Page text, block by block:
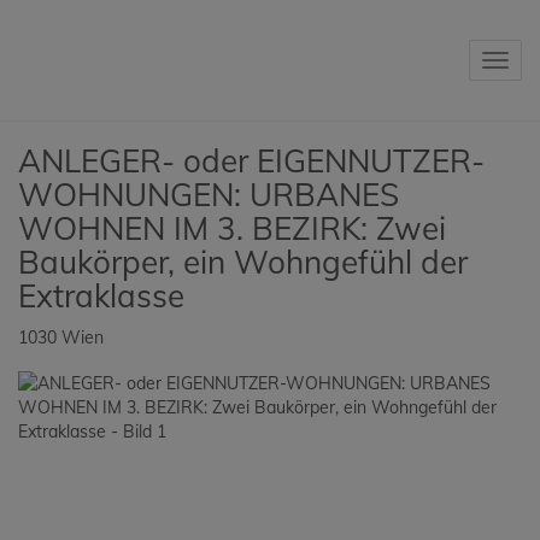
ANLEGER- oder EIGENNUTZER-
WOHNUNGEN: URBANES
WOHNEN IM 3. BEZIRK: Zwei
Baukörper, ein Wohngefühl der
Extraklasse
1030 Wien